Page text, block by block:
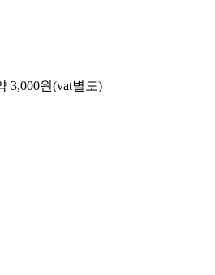
3,000원(vat별도)